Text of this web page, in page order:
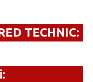
TECHNIC: